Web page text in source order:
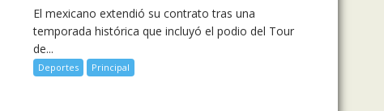
El mexicano extendió su contrato tras una
temporada histórica que incluyó el podio del Tour
de...
Deportes Principal